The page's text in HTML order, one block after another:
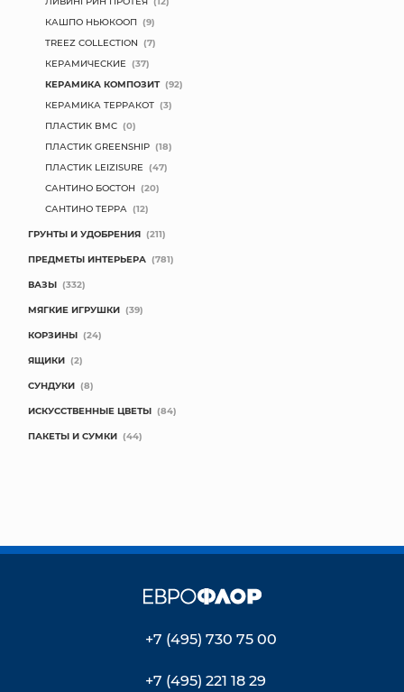
КАШПО НЬЮКООП (9)
TREEZ COLLECTION (7)
КЕРАМИЧЕСКИЕ (37)
КЕРАМИКА КОМПОЗИТ (92)
КЕРАМИКА ТЕРРАКОТ (3)
ПЛАСТИК BMC (0)
ПЛАСТИК GREENSHIP (18)
ПЛАСТИК LEIZISURE (47)
САНТИНО БОСТОН (20)
САНТИНО ТЕРРА (12)
ГРУНТЫ И УДОБРЕНИЯ (211)
ПРЕДМЕТЫ ИНТЕРЬЕРА (781)
ВАЗЫ (332)
МЯГКИЕ ИГРУШКИ (39)
КОРЗИНЫ (24)
ЯЩИКИ (2)
СУНДУКИ (8)
ИСКУССТВЕННЫЕ ЦВЕТЫ (84)
ПАКЕТЫ И СУМКИ (44)
+7 (495) 730 75 00
+7 (495) 221 18 29